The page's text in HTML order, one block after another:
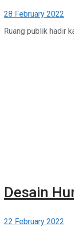
28 February 2022
Ruang publik hadir
Desain
22 February 2022